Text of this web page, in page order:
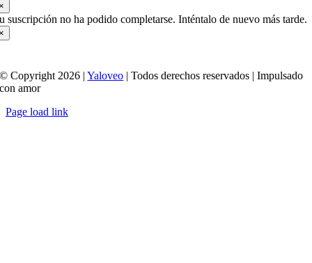
suscripción no ha podido completarse. Inténtalo de nuevo más tarde.
© Copyright 2026 |Yaloveo | Todos derechos reservados | Impulsado
con amor
Page load link